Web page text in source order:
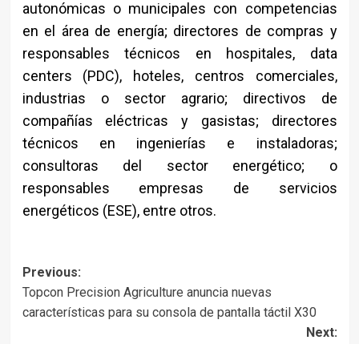
autonómicas o municipales con competencias
en el área de energía; directores de compras y
responsables técnicos en hospitales, data
centers (PDC), hoteles, centros comerciales,
industrias o sector agrario; directivos de
compañías eléctricas y gasistas; directores
técnicos en ingenierías e instaladoras;
consultoras del sector energético; o
responsables empresas de servicios
energéticos (ESE), entre otros.
Post
navigation
Previous:
Topcon Precision Agriculture anuncia nuevas
características para su consola de pantalla táctil X30
Next: